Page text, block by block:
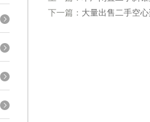
下一篇： 大量出售二手空